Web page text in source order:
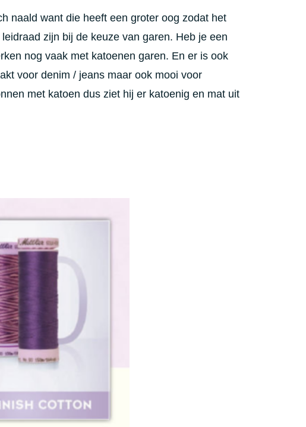
naald want die heeft een groter oog zodat het
zijn bij de keuze van garen. Heb je een
nog vaak met katoenen garen. En er is ook
voor denim / jeans maar ook mooi voor
met katoen dus ziet hij er katoenig en mat uit